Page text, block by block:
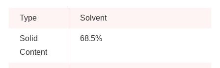
Type Solvent
Solid
Content
68.5%